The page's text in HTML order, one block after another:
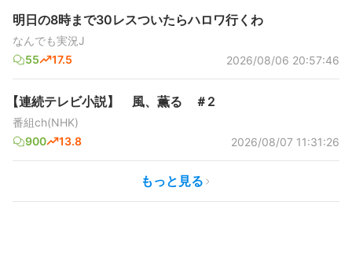
明日の8時まで30レスついたらハロワ行くわ
なんでも実況J
55
17.5 2026/08/06 20:57:46
【連続テレビ小説】 風、薫る ＃2
番組ch(NHK)
900
13.8 2026/08/07 11:31:26
もっと見る